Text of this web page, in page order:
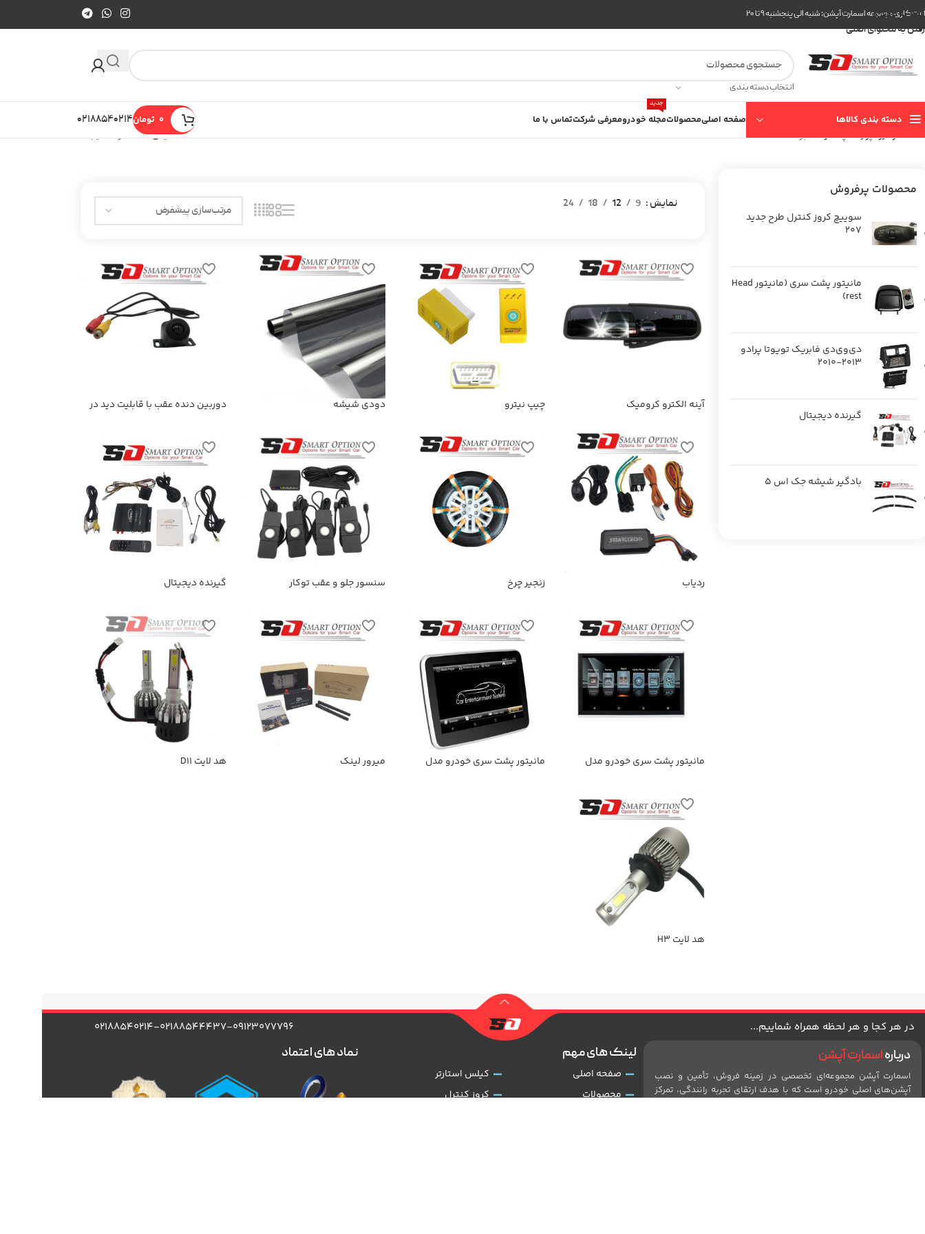
عبور به ناوبری
رفتن به محتوای اصلی
کاری مجموعه اسمارت آپشن: شنبه الی پنجشنبه ۹ تا ۲۰
انتخاب دسته بندی
دسته بندی کالاها صفحه اصلیمحصولاتمجله خودرو
جدید
معرفی شرکتتماس با ما تومان۰۲۱۸۸۵۴۰۲۱۴
خانه خودرو پورشه پانامرا 4S برگه 2 نمایش 13–13 از 13 نتیجه
محصولات پرفروش
سوییچ کروز کنترل طرح جدید
207
مانیتور پشت سری (مانیتور Head
rest)
دی‌وی‌دی فابریک تویوتا پرادو
2013-2010
گیرنده دیجیتال
بادگیر شیشه جک اس 5
نمایش 9
12
18
24
آینه الکترو کرومیک چیپ نیترو دودی شیشه
دوربین دنده عقب با قابلیت دید در
ردیاب زنجیر چرخ
سنسور جلو و عقب توکار
گیرنده دیجیتال
مانیتور پشت سری خودرو مدل
مانیتور پشت سری خودرو مدل
میرور لینک هد لایت D11
هد لایت H3
در هر کجا و هر لحظه همراه شماییم... ۰۲۱۸۸۵۴۰۲۱۴-۰۲۱۸۸۵۴۴۴۳۷-۰۹۱۲۳۰۷۷۷۹۶
دربارهاسمارت آپشن
اسمارت آپشن مجموعه‌ای تخصصی در زمینه فروش، تأمین و نصب
آپشن‌های اصلی خودرو است که با هدف ارتقای تجربه رانندگی، تمرکز
لینک های مهم
صفحه اصلی
محصولات
کیلس استارتر
کروز کنترل
نماد های اعتماد